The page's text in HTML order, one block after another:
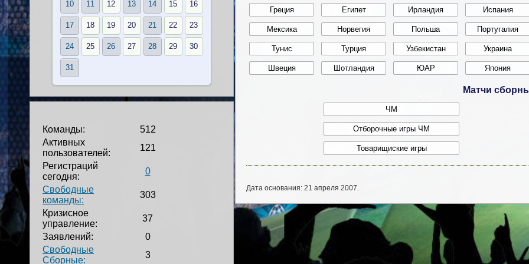
Матчи
Дата основания: 21 апреля 2007.
10 11 12 13 14 15 16
17 18 19 20 21 22 23
24 25 26 27 28 29 30
31
Команды:
512
Активных
пользователей:
121
Регистраций
сегодня:
0
Свободные
команды:
303
Кризисное
управление:
37
Заявлений:
0
Свободные
Сборные:
3